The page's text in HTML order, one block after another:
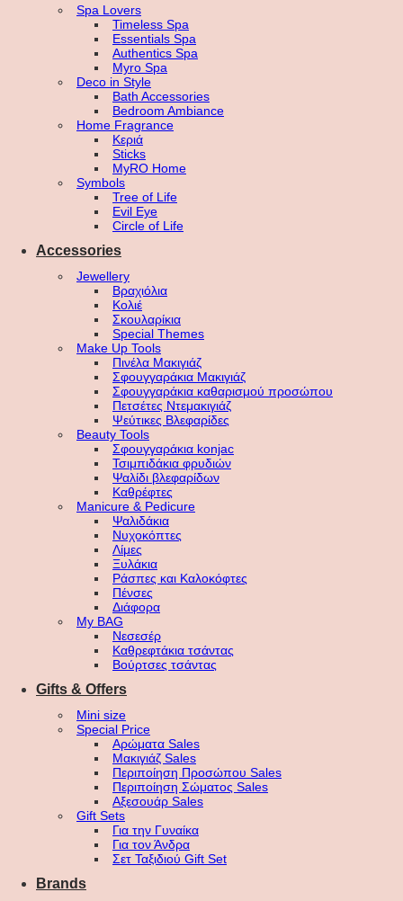
Spa Lovers
Timeless Spa
Essentials Spa
Authentics Spa
Myro Spa
Deco in Style
Bath Accessories
Bedroom Ambiance
Home Fragrance
Κεριά
Sticks
MyRO Home
Symbols
Tree of Life
Evil Eye
Circle of Life
Accessories
Jewellery
Βραχιόλια
Κολιέ
Σκουλαρίκια
Special Themes
Make Up Tools
Πινέλα Μακιγιάζ
Σφουγγαράκια Μακιγιάζ
Σφουγγαράκια καθαρισμού προσώπου
Πετσέτες Ντεμακιγιάζ
Ψεύτικες Βλεφαρίδες
Beauty Tools
Σφουγγαράκια konjac
Τσιμπιδάκια φρυδιών
Ψαλίδι βλεφαρίδων
Καθρέφτες
Manicure & Pedicure
Ψαλιδάκια
Νυχοκόπτες
Λίμες
Ξυλάκια
Ράσπες και Καλοκόφτες
Πένσες
Διάφορα
My BAG
Νεσεσέρ
Καθρεφτάκια τσάντας
Βούρτσες τσάντας
Gifts & Offers
Mini size
Special Price
Αρώματα Sales
Μακιγιάζ Sales
Περιποίηση Προσώπου Sales
Περιποίηση Σώματος Sales
Αξεσουάρ Sales
Gift Sets
Για την Γυναίκα
Για τον Άνδρα
Σετ Ταξιδιού Gift Set
Brands